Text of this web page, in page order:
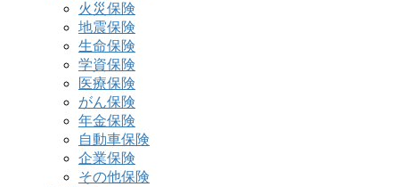
火災保険
地震保険
生命保険
学資保険
医療保険
がん保険
年金保険
自動車保険
企業保険
その他保険